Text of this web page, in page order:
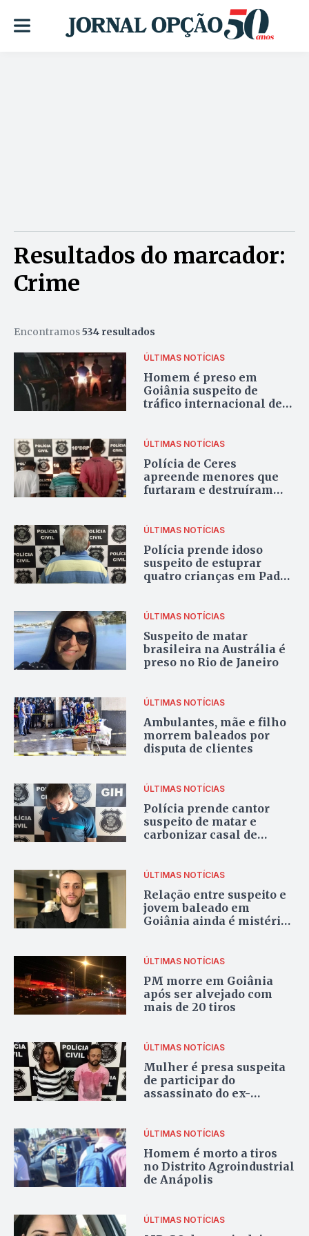
Resultados do marcador:
Crime
Encontramos534 resultados
ÚLTIMAS NOTÍCIAS
Homem é preso em
Goiânia suspeito de
tráfico internacional de
ÚLTIMAS NOTÍCIAS
Polícia de Ceres
apreende menores que
furtaram e destruíram
ÚLTIMAS NOTÍCIAS
Polícia prende idoso
suspeito de estuprar
quatro crianças em Padre
ÚLTIMAS NOTÍCIAS
Suspeito de matar
brasileira na Austrália é
preso no Rio de Janeiro
ÚLTIMAS NOTÍCIAS
Ambulantes, mãe e filho
morrem baleados por
disputa de clientes
ÚLTIMAS NOTÍCIAS
Polícia prende cantor
suspeito de matar e
carbonizar casal de
ÚLTIMAS NOTÍCIAS
Relação entre suspeito e
jovem baleado em
Goiânia ainda é mistério
ÚLTIMAS NOTÍCIAS
PM morre em Goiânia
após ser alvejado com
mais de 20 tiros
ÚLTIMAS NOTÍCIAS
Mulher é presa suspeita
de participar do
assassinato do ex-
ÚLTIMAS NOTÍCIAS
Homem é morto a tiros
no Distrito Agroindustrial
de Anápolis
ÚLTIMAS NOTÍCIAS